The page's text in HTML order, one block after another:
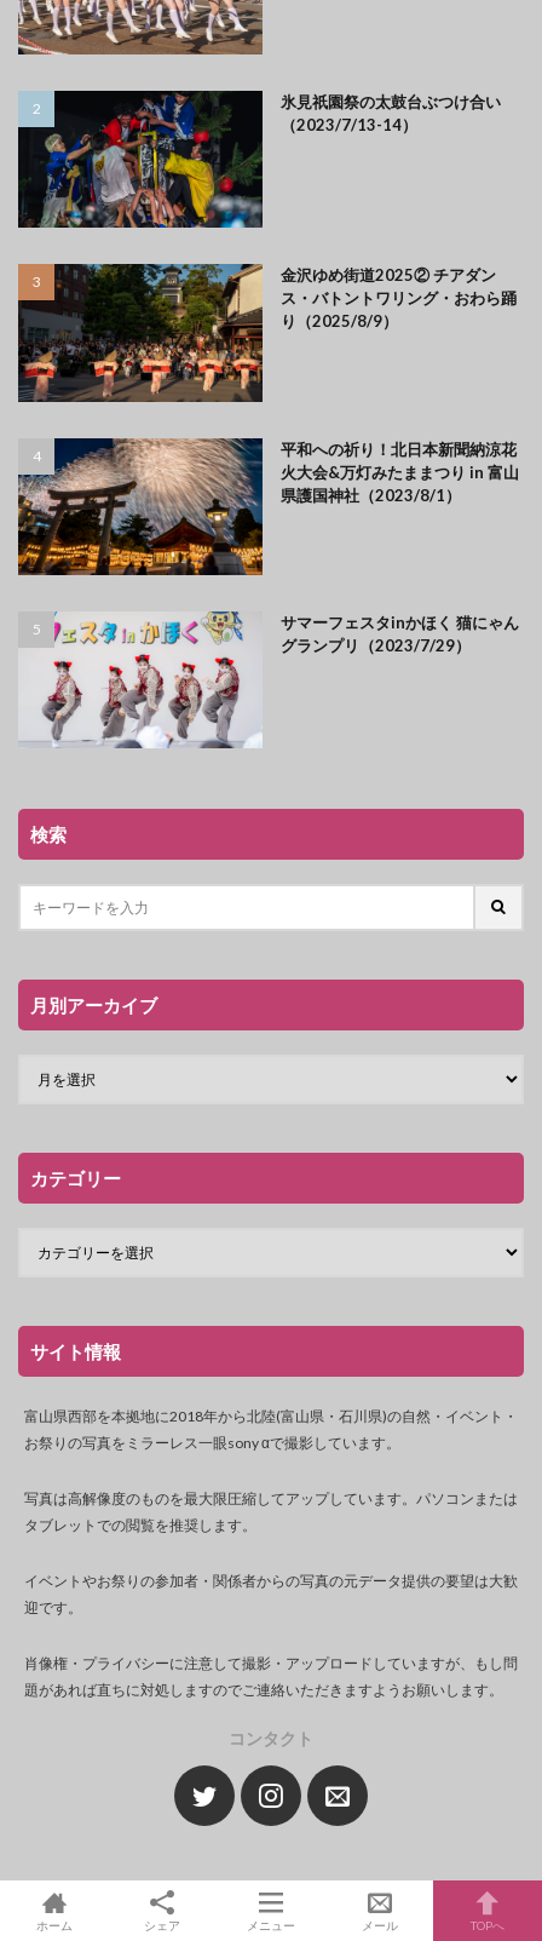
氷見祇園祭の太鼓台ぶつけ合い
（2023/7/13-14）
金沢ゆめ街道2025② チアダン
ス・バトントワリング・おわら踊
り（2025/8/9）
平和への祈り！北日本新聞納涼花
火大会&万灯みたままつり in 富山
県護国神社（2023/8/1）
サマーフェスタinかほく 猫にゃん
グランプリ（2023/7/29）
検索
月別アーカイブ
カテゴリー
サイト情報
富山県西部を本拠地に2018年から北陸(富山県・石川県)の自然・イベント・
お祭りの写真をミラーレス一眼sony αで撮影しています。
写真は高解像度のものを最大限圧縮してアップしています。パソコンまたは
タブレットでの閲覧を推奨します。
イベントやお祭りの参加者・関係者からの写真の元データ提供の要望は大歓
迎です。
肖像権・プライバシーに注意して撮影・アップロードしていますが、もし問
題があれば直ちに対処しますのでご連絡いただきますようお願いします。
コンタクト
ホーム シェア メニュー メール TOPへ